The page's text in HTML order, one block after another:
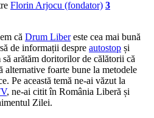
Florin Arjocu (fondator) 3
că Drum Libereste cea mai bună
de informații despre autostop și
să arătăm doritorilor de călătorii că
alternative foarte bune la metodele
Pe această temă ne-ai văzut la
, ne-ai citit în România Liberă și
Zilei.